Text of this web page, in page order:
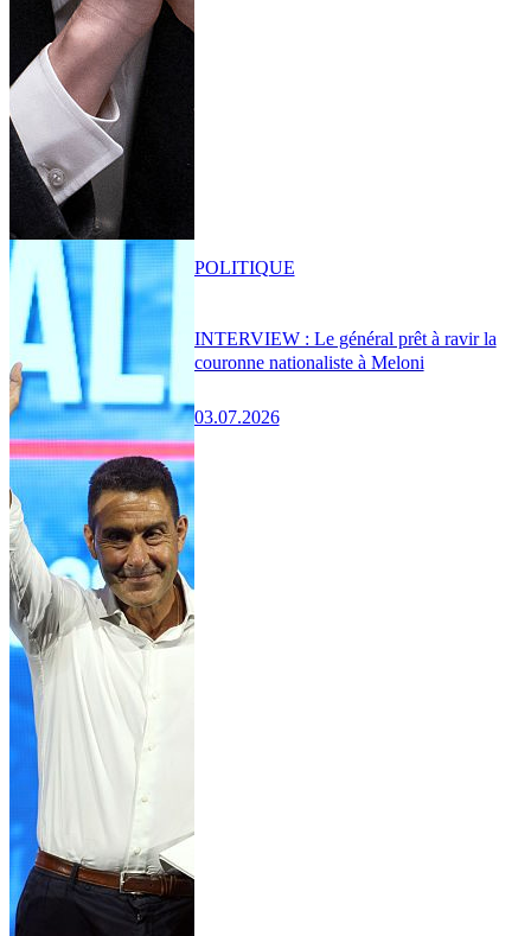
INTERVIEW : Le général prêt à ravir la
couronne nationaliste à Meloni
03.07.2026
POLITIQUE